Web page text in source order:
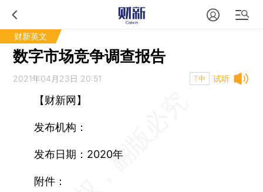
财新英文
数字市场竞争调查报告
试听
2021年04月23日 20:51 T中
【财新网】
发布机构：
发布日期：2020年
附件：